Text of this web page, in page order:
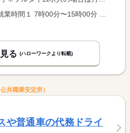
交替制（シフト制） 就業時間１ 7時00分〜15時00分 又は 14時00分〜22時00分の時間の間の7時間程度 就業時間に関する特記事項 就業時間は相談に応じます。
る (ハローワークより転載)
共職業安定所）
や普通車の代務ドライ